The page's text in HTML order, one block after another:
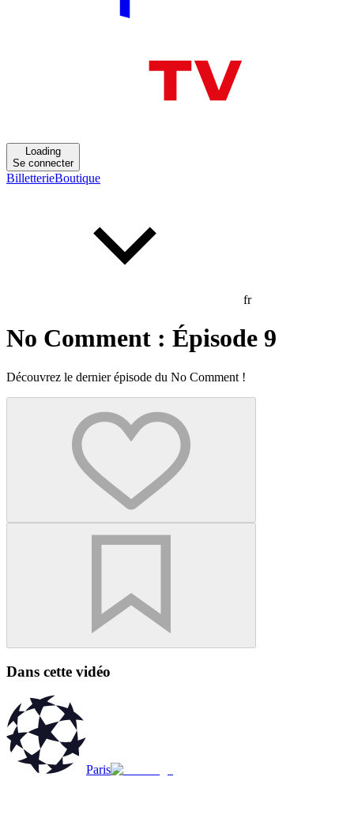
Loading
Se connecter
BilletterieBoutique
fr
No Comment : Épisode 9
Découvrez le dernier épisode du No Comment !
Dans cette vidéo
Paris